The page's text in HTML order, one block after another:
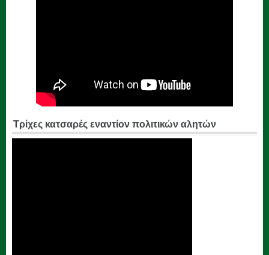
Τρίχες κατσαρές εναντίον πολιτικών αλητών